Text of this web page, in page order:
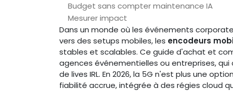
Budget sans compter maintenance IA
Mesurer impact
Dans un monde où les événements
vers des setups mobiles, les encodeurs
stables et scalables. Ce guide d'achat et
agences événementielles ou entreprises,
de lives IRL. En 2026, la 5G n'est plus une
fiabilité accrue, intégrée à des régies cloud